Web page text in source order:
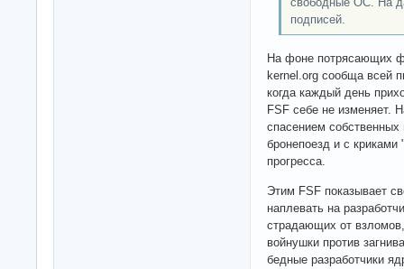
подписей.
На фоне потрясающих
kernel.org сообща всей
когда каждый день
FSF себе не изменяет.
спасением собственных
бронепоезд и с
прогресса.
Этим FSF показывает
наплевать на
страдающих от
войнушки против
бедные разработчики